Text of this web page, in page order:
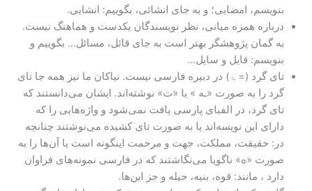
بنویسم، امضایی؛ و به جای انشائی، بگوییم: انشایی.
درباره همزه میانی، نظر نویسندگان یکدست و هماهنگ نیست.
به گمان پژوهشگر بهتر است به جای قائل، مسائل… بگوییم و
بنویسم: قایل و سایل…
تای گرد (= ۃ) در دبیره فارسی نیست. نیاکان ما نیز همه جا تای
گرد را به صورت «ـﻪ » یا «ت» نوشته‌اند. ایشان می‌دانستند که
تای گرد، در الفبای پارسی یافت نمی‌شود و واژه‌هایی را که
دارای این نویسه‌اند یا به صورت تای کشیده می‌نوشتند چنانچه
در: حقیقت، مملکت، جهت و مرحمت اینگونه است یا آن‌ها را به
صورت «ه» ناگویا می‌نگاشتند که در فارسی نمونه‌های فراوان
دارد ، مانند: قوه، بنیه، حیله و جز این‌ها.